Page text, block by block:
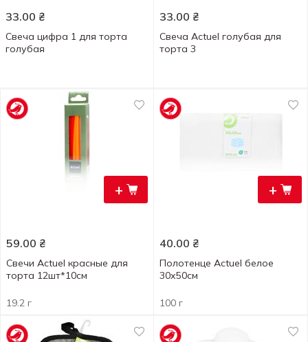
33.00 ₴
Свеча цифра 1 для торта
голубая
33.00 ₴
Свеча Actuel голубая для
торта 3
+
59.00 ₴
Свечи Actuel красные для
торта 12шт*10см
19.2 г
+
40.00 ₴
Полотенце Actuel белое
30х50см
100 г